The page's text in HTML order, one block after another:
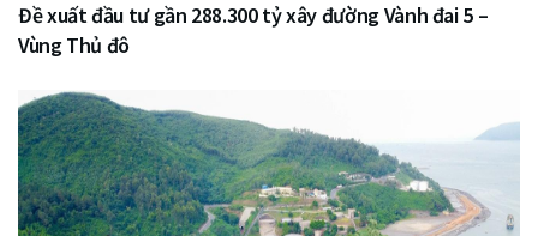
Đề xuất đầu tư gần 288.300 tỷ xây đường Vành đai 5 –
Vùng Thủ đô